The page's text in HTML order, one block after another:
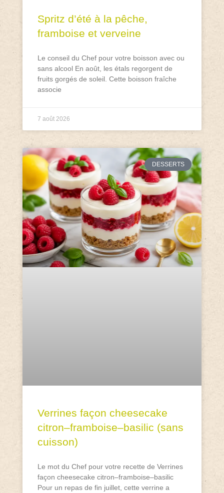
Spritz d’été à la pêche,
framboise et verveine
Le conseil du Chef pour votre boisson avec ou
sans alcool En août, les étals regorgent de
fruits gorgés de soleil. Cette boisson fraîche
associe
7 août 2026
DESSERTS
Verrines façon cheesecake
citron–framboise–basilic (sans
cuisson)
Le mot du Chef pour votre recette de Verrines
façon cheesecake citron–framboise–basilic
Pour un repas de fin juillet, cette verrine a